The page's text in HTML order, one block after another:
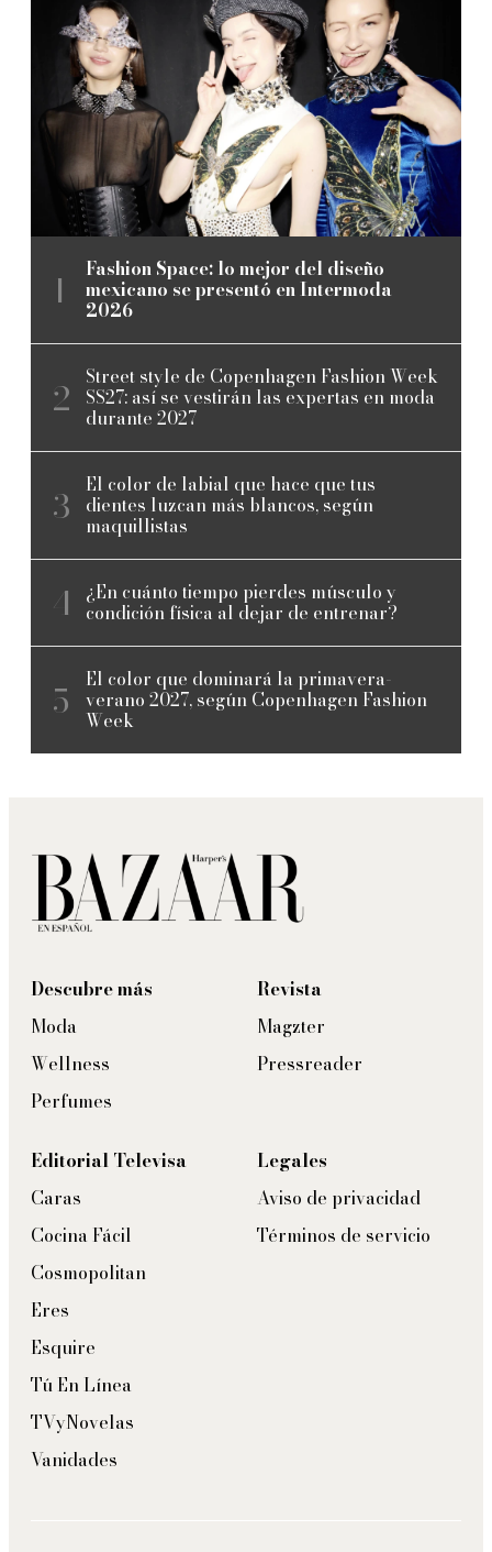
Fashion Space: lo mejor del diseño
mexicano se presentó en Intermoda
2026
Street style de Copenhagen Fashion Week
SS27: así se vestirán las expertas en moda
durante 2027
El color de labial que hace que tus
dientes luzcan más blancos, según
maquillistas
¿En cuánto tiempo pierdes músculo y
condición física al dejar de entrenar?
El color que dominará la primavera-
verano 2027, según Copenhagen Fashion
Week
Descubre más
Moda
Wellness
Perfumes
Revista
Magzter
Pressreader
Editorial Televisa
Caras
Cocina Fácil
Cosmopolitan
Eres
Esquire
Tú En Línea
TVyNovelas
Vanidades
Legales
Aviso de privacidad
Términos de servicio